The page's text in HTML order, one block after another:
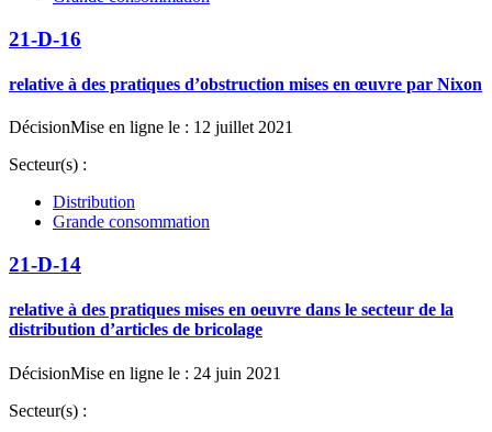
21-D-16
relative à des pratiques d’obstruction mises en œuvre par Nixon
DécisionMise en ligne le : 12 juillet 2021
Secteur(s) :
Distribution
Grande consommation
21-D-14
relative à des pratiques mises en oeuvre dans le secteur de la
distribution d’articles de bricolage
DécisionMise en ligne le : 24 juin 2021
Secteur(s) :